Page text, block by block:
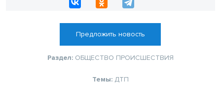
Предложить новость
Раздел: ОБЩЕСТВО ПРОИСШЕСТВИЯ
Темы: ДТП